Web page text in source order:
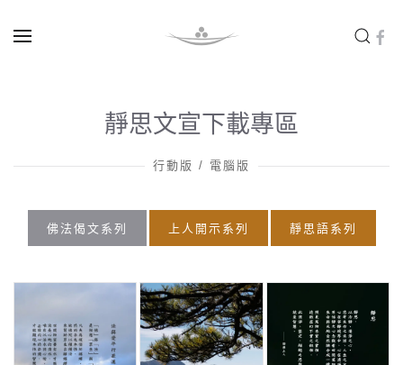
靜思文宣下載專區
行動版 / 電腦版
佛法偈文系列 上人開示系列 靜思語系列